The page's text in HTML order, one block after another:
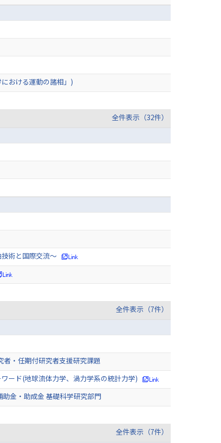
おける運動の諸相」)
全件表示（32件）
術と国際交流～
全件表示（7件）
者・任期付研究者支援研究課題
ード(地球流体力学、渦力学系の統計力学)
金・助成金 基礎科学研究部門
全件表示（7件）